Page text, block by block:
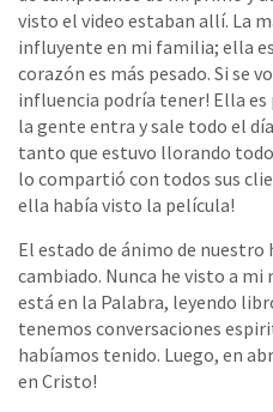
visto el video estaban allí. La
influyente en mi familia; ella
corazón es más pesado. Si se
influencia podría tener! Ella
la gente entra y sale todo el
tanto que estuvo llorando
lo compartió con todos sus
ella había visto la película!
El estado de ánimo de
cambiado. Nunca he visto a
está en la Palabra, leyendo
tenemos conversaciones
habíamos tenido. Luego, en
en Cristo!